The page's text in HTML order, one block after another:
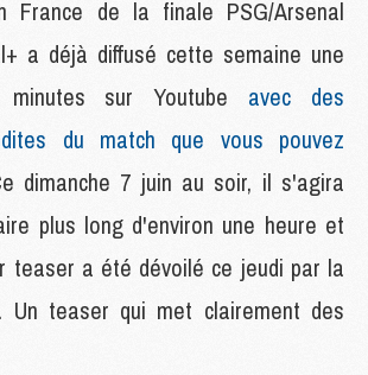
France de la finale PSG/Arsenal
a déjà diffusé cette semaine une
sur Youtube avec des
du match que vous pouvez
dimanche 7 juin au soir, il s'agira
plus long d'environ une heure et
teaser a été dévoilé ce jeudi par la
Un teaser qui met clairement des